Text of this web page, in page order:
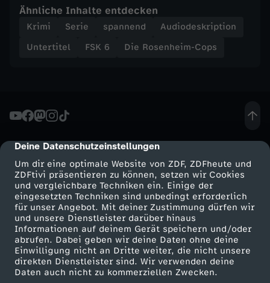
cmp-dialog-description
Deine Datenschutzeinstellungen
Um dir eine optimale Website von ZDF, ZDFheute und
ZDFtivi präsentieren zu können, setzen wir Cookies
und vergleichbare Techniken ein. Einige der
eingesetzten Techniken sind unbedingt erforderlich
für unser Angebot. Mit deiner Zustimmung dürfen wir
und unsere Dienstleister darüber hinaus
Informationen auf deinem Gerät speichern und/oder
abrufen. Dabei geben wir deine Daten ohne deine
Einwilligung nicht an Dritte weiter, die nicht unsere
direkten Dienstleister sind. Wir verwenden deine
Daten auch nicht zu kommerziellen Zwecken.
c
h
Ähnliche Inhalte entdecken
Krimi Serie spannend
Audiodeskription
Untertitel
FSK 6 Die Rosenheim-Cops
Mehr ZDF
ZDF-Apps
Smart TV
ZDFtext
Service
ZDFmitreden
Kontakt zum ZDF
Tickets